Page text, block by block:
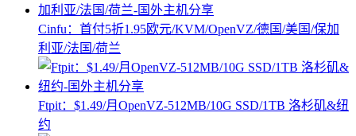
Cinfu：首付5折1.95欧元/KVM/OpenVZ/德国/美国/保加
利亚/法国/荷兰
Ftpit：$1.49/月OpenVZ-512MB/10G SSD/1TB 洛杉矶&纽
约